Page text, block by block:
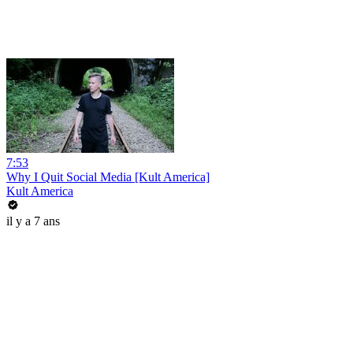
7:53
Why I Quit Social Media [Kult America]
Kult America
il y a 7 ans